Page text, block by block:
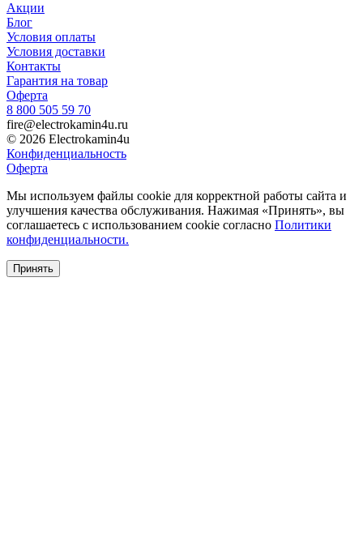
Акции
Блог
Условия оплаты
Условия доставки
Контакты
Гарантия на товар
Оферта
8 800 505 59 70
fire@electrokamin4u.ru
© 2026 Electrokamin4u
Конфиденциальность
Оферта
Мы используем файлы cookie для корректной работы сайта и
улучшения качества обслуживания. Нажимая «Принять», вы
соглашаетесь с использованием cookie согласно Политики
конфиденциальности.
Принять